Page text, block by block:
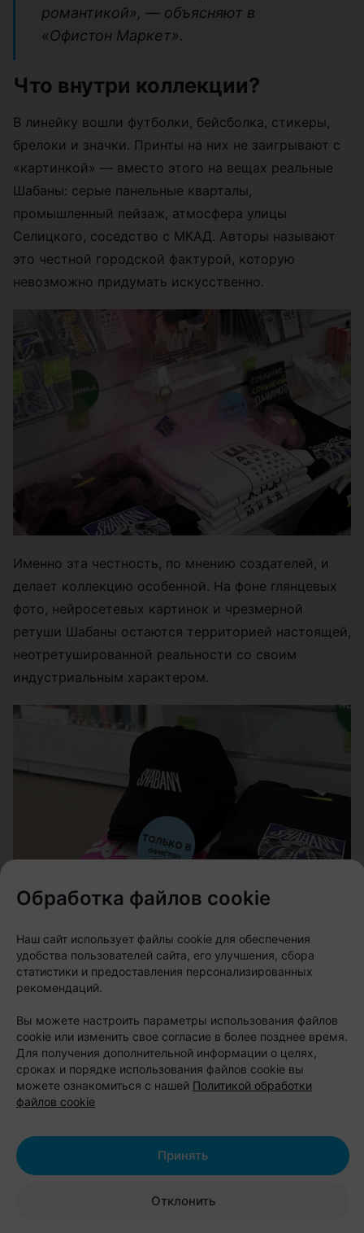
романтикой», — объясняют в
«Офистон Маркет».
Что внутри коллекции?
В линейку вошли футболки, бейсболка, стикеры,
брелоки и значки. Принты на них не заигрывают с
«картинкой» — вместо этого на вещах реальные
Шабаны: серые панельные кварталы,
промышленный пейзаж, атмосфера улицы
Селицкого, соседство с МКАД. Авторы называют
это честной городской фактурой, которую
невозможно придумать искусственно.
Именно эта честность, по мнению создателей, и
делает коллекцию особенной. На фоне глянцевых
фото, нейросетевых картинок и чрезмерной
ретуши Шабаны остаются территорией настоящей,
неотретушированной реальности со своим
индустриальным характером.
«Мы знаем, как любить Минск во всем
его многообразии — не только за
парадные фасады центра, но и за
честный, брутальный характер
спальных и промышленных районов.
Наш город — это не только проспект
Независимости и Троицкое
всеми их легендами, индустриальным
характером, панельной эстетикой и
людьми, которые давно считают этот
Обработка файлов cookie
Наш сайт использует файлы cookie для обеспечения
удобства пользователей сайта, его улучшения, сбора
статистики и предоставления персонализированных
рекомендаций.
Вы можете настроить параметры использования файлов
cookie или изменить свое согласие в более позднее время.
Для получения дополнительной информации о целях,
сроках и порядке использования файлов cookie вы
можете ознакомиться с нашей Политикой обработки
файлов cookie
Отклонить
Принять